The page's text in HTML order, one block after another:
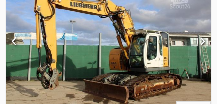
Credpoy Ekd Refx Ak Eof Változtatás, közbenső értékesítés és
tévedések jogát kifejezetten fenntartjuk. A leírás a jármű általános
azonosítására szolgál, és nem jelent jogi garanciát az adásvételi
jog értelmében. A szerződés szerinti leírás az irányadó. Ajánlatunk
általában új TÜV-vizsga nélkül értendő. Amennyiben új TÜV-vizsgát
szeretne, szívesen adunk ajánlatot partner műhelyeink
szolgáltatásával! A jármű reklámmatricával ellátva és/vagy
feliratozva lehet. Általános szállítási és fizetési feltételeink
érvényesek.